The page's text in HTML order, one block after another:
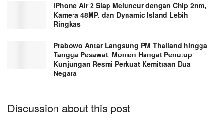
iPhone Air 2 Siap Meluncur dengan Chip 2nm,
Kamera 48MP, dan Dynamic Island Lebih
Ringkas
Prabowo Antar Langsung PM Thailand hingga
Tangga Pesawat, Momen Hangat Penutup
Kunjungan Resmi Perkuat Kemitraan Dua
Negara
Discussion about this post